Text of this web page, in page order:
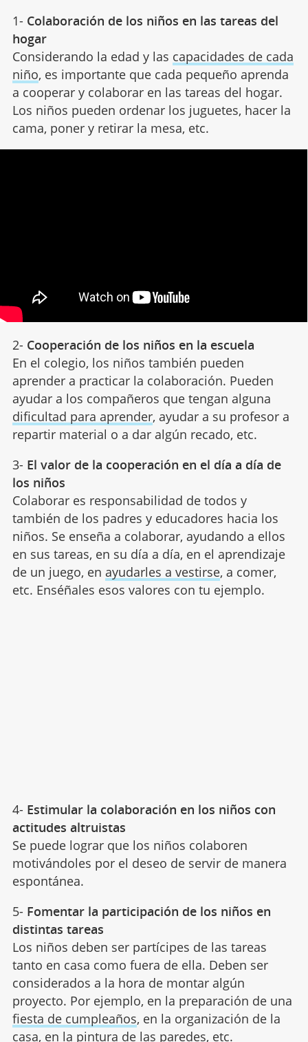
1- Colaboración de los niños en las tareas del
hogar
Considerando la edad y las capacidades de cada
niño, es importante que cada pequeño aprenda
a cooperar y colaborar en las tareas del hogar.
Los niños pueden ordenar los juguetes, hacer la
cama, poner y retirar la mesa, etc.
2- Cooperación de los niños en la escuela
En el colegio, los niños también pueden
aprender a practicar la colaboración. Pueden
ayudar a los compañeros que tengan alguna
dificultad para aprender, ayudar a su profesor a
repartir material o a dar algún recado, etc.
3- El valor de la cooperación en el día a día de
los niños
Colaborar es responsabilidad de todos y
también de los padres y educadores hacia los
niños. Se enseña a colaborar, ayudando a ellos
en sus tareas, en su día a día, en el aprendizaje
de un juego, en ayudarles a vestirse, a comer,
etc. Enséñales esos valores con tu ejemplo.
4- Estimular la colaboración en los niños con
actitudes altruistas
Se puede lograr que los niños colaboren
motivándoles por el deseo de servir de manera
espontánea.
5- Fomentar la participación de los niños en
distintas tareas
Los niños deben ser partícipes de las tareas
tanto en casa como fuera de ella. Deben ser
considerados a la hora de montar algún
proyecto. Por ejemplo, en la preparación de una
fiesta de cumpleaños, en la organización de la
casa, en la pintura de las paredes, etc.